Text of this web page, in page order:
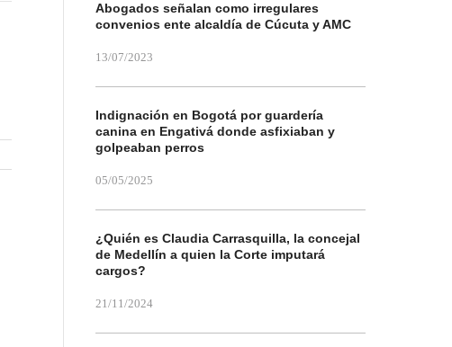
Abogados señalan como irregulares
convenios ente alcaldía de Cúcuta y AMC
13/07/2023
Indignación en Bogotá por guardería
canina en Engativá donde asfixiaban y
golpeaban perros
05/05/2025
¿Quién es Claudia Carrasquilla, la concejal
de Medellín a quien la Corte imputará
cargos?
21/11/2024